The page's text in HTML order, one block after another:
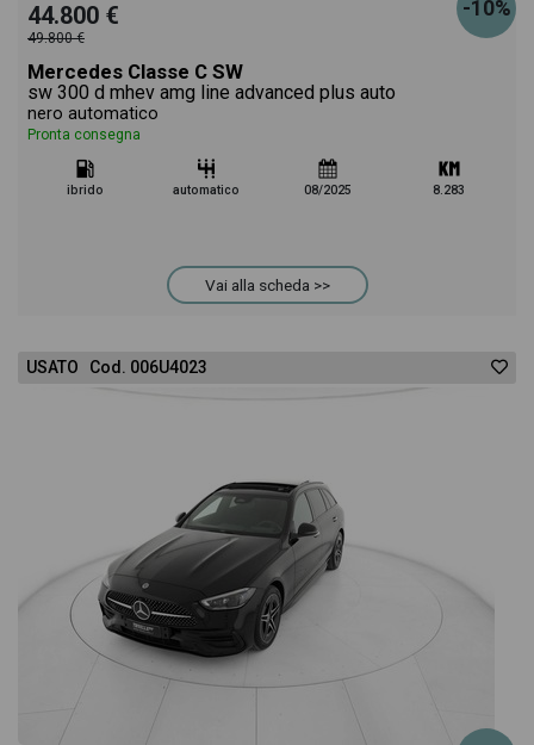
-10%
44.800 €
49.800 €
Mercedes Classe C SW
sw 300 d mhev amg line advanced plus auto
nero automatico
Pronta consegna
ibrido automatico 08/2025 8.283
Vai alla scheda >>
USATO Cod. 006U4023